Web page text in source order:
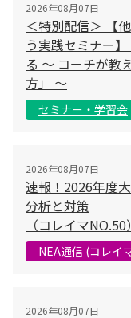
2026年08月07日
＜特別配信＞ 【
う実践セミナー
る 〜 コーチが教
方」 〜
セミナー・学習会
2026年08月07日
速報！2026年度
分析と対策
（コレイマNO.50）
NEA通信 (コレイ
2026年08月07日